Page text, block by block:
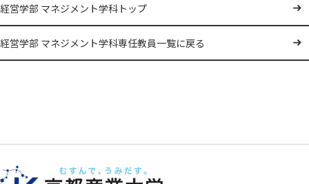
経営学部 マネジメント学科トップ
経営学部 マネジメント学科専任教員一覧に戻る